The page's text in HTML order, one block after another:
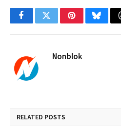
FacebookTwitterPinterest
Nonblok
RELATED POSTS